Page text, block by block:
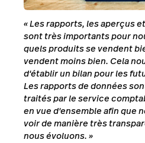
«Les rapports, les aperçus
sont très importants pour
quels produits se vendent
vendent moins bien. Cela
d'établir un bilan pour les
Les rapports de données
traités par le service
en vue d'ensemble afin que
voir de manière très
nous évoluons.»